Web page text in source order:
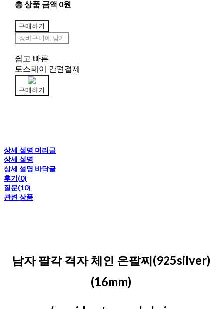
총 상품 금액 0원
구매하기
장바구니에 담기
쉽고 빠른
토스페이 간편결제
구매하기
상세 설명 머리글
상세 설명
상세 설명 바닥글
후기(0)
질문(10)
관련 상품
남자 팔각 격자 체인 은팔찌(925silver)
(16mm)